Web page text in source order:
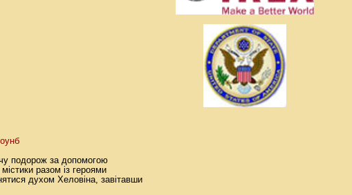
подорож за допомогою
разом із героями
духом Хеловіна, завітавши